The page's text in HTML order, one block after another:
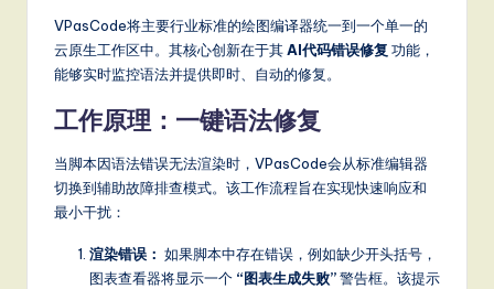
D
ig
it
VPasCode将主要行业标准的绘图编译器统一到一个单一的
云原生工作区中。其核心创新在于其AI代码错误修复 功能，
能够实时监控语法并提供即时、自动的修复。
工作原理：一键语法修复
当脚本因语法错误无法渲染时，VPasCode会从标准编辑器
切换到辅助故障排查模式。该工作流程旨在实现快速响应和
最小干扰：
渲染错误： 如果脚本中存在错误，例如缺少开头括号，
图表查看器将显示一个 “图表生成失败”警告框。该提示